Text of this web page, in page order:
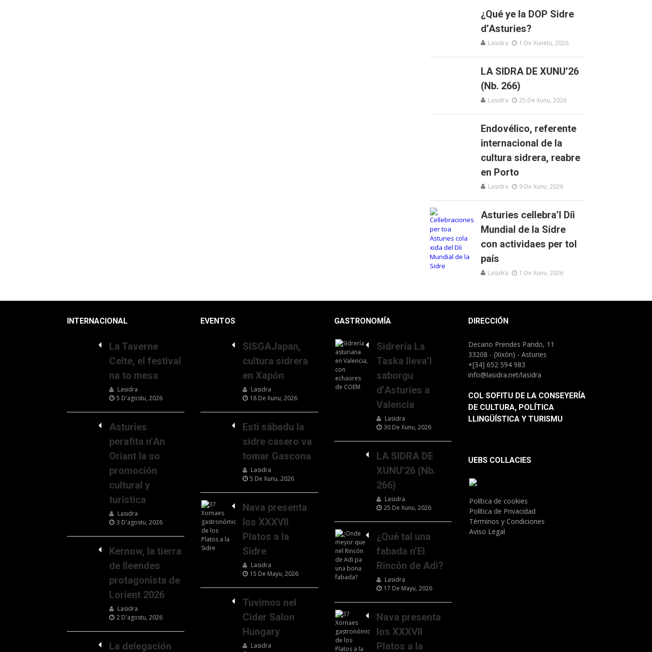
¿Qué ye la DOP Sidre
d’Asturies?
Lasidra 1 De Xunetu, 2026
LA SIDRA DE XUNU’26
(Nb. 266)
Lasidra 25 De Xunu, 2026
Endovélico, referente
internacional de la
cultura sidrera, reabre
en Porto
Lasidra 9 De Xunu, 2026
Asturies cellebra’l Díi
Mundial de la Sidre
con actividaes per tol
país
Lasidra 1 De Xunu, 2026
INTERNACIONAL
La Taverne
Celte, el festival
na to mesa
Lasidra
5 D'agostu, 2026
Asturies
perafita n’An
Oriant la so
promoción
cultural y
turística
Lasidra
3 D'agostu, 2026
Kernow, la tierra
de lleendes
protagonista de
Lorient 2026
Lasidra
2 D'agostu, 2026
La delegación
EVENTOS
SISGAJapan,
cultura sidrera
en Xapón
Lasidra
18 De Xunu, 2026
Esti sábadu la
sidre casero va
tomar Gascona
Lasidra
5 De Xunu, 2026
Nava presenta
los XXXVII
Platos a la
Sidre
Lasidra
15 De Mayu, 2026
Tuvimos nel
Cider Salon
Hungary
Lasidra
GASTRONOMÍA
Sidrería La
Taska lleva’l
saborgu
d’Asturies a
Valencia
Lasidra
30 De Xunu, 2026
LA SIDRA DE
XUNU’26 (Nb.
266)
Lasidra
25 De Xunu, 2026
¿Qué tal una
fabada n’El
Rincón de Adi?
Lasidra
17 De Mayu, 2026
Nava presenta
los XXXVII
Platos a la
DIRECCIÓN
Decano Prendes Pando, 11
33208 - (Xixón) - Asturies
+[34] 652 594 983
info@lasidra.net/lasidra
COL SOFITU DE LA CONSEYERÍA
DE CULTURA, POLÍTICA
LLINGÜÍSTICA Y TURISMU
UEBS COLLACIES
Política de cookies
Política de Privacidad
Términos y Condiciones
Aviso Legal